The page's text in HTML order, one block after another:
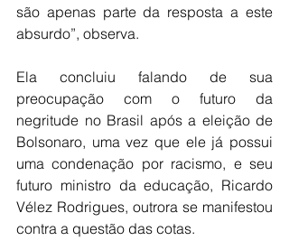
são apenas parte da resposta a este
absurdo”, observa.
Ela concluiu falando de sua
preocupação com o futuro da
negritude no Brasil após a eleição de
Bolsonaro, uma vez que ele já possui
uma condenação por racismo, e seu
futuro ministro da educação, Ricardo
Vélez Rodrigues, outrora se manifestou
contra a questão das cotas.